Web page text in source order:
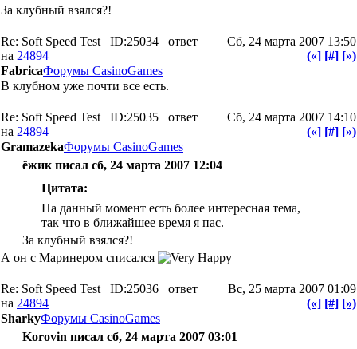
За клубный взялся?!
Re: Soft Speed Test ID:25034 ответ
на 24894
Сб, 24 марта 2007 13:50
(«] [#] [»)
FabricaФорумы CasinoGames
В клубном уже почти все есть.
Re: Soft Speed Test ID:25035 ответ
на 24894
Сб, 24 марта 2007 14:10
(«] [#] [»)
GramazekaФорумы CasinoGames
ёжик писал сб, 24 марта 2007 12:04
Цитата:
На данный момент есть более интересная тема,
так что в ближайшее время я пас.
За клубный взялся?!
А он с Маринером списался
Re: Soft Speed Test ID:25036 ответ
на 24894
Вс, 25 марта 2007 01:09
(«] [#] [»)
SharkyФорумы CasinoGames
Korovin писал сб, 24 марта 2007 03:01